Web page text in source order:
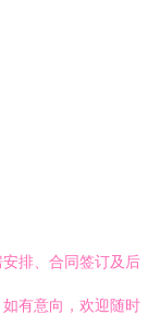
排、合同签订及后
有意向，欢迎随时